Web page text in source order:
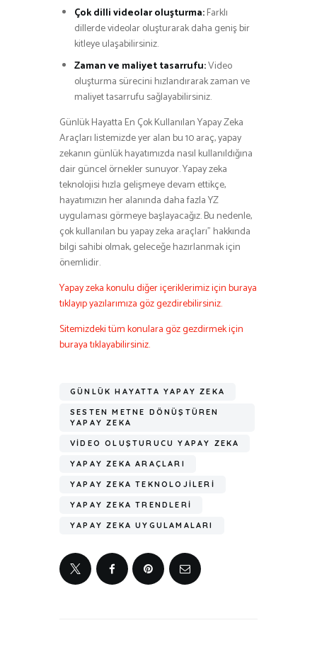
Çok dilli videolar oluşturma:Farklı
dillerde videolar oluşturarak daha geniş bir
kitleye ulaşabilirsiniz.
Zaman ve maliyet tasarrufu:Video
oluşturma sürecini hızlandırarak zaman ve
maliyet tasarrufu sağlayabilirsiniz.
Günlük Hayatta En Çok Kullanılan Yapay Zeka
Araçları listemizde yer alan bu 10 araç, yapay
zekanın günlük hayatımızda nasıl kullanıldığına
dair güncel örnekler sunuyor. Yapay zeka
teknolojisi hızla gelişmeye devam ettikçe,
hayatımızın her alanında daha fazla YZ
uygulaması görmeye başlayacağız. Bu nedenle,
çok kullanılan bu yapay zeka araçları” hakkında
bilgi sahibi olmak, geleceğe hazırlanmak için
önemlidir.
Yapay zeka konulu diğer içeriklerimiz için buraya
tıklayıp yazılarımıza göz gezdirebilirsiniz.
Sitemizdeki tüm konulara göz gezdirmek için
buraya tıklayabilirsiniz.
GÜNLÜK HAYATTA YAPAY ZEKA
SESTEN METNE DÖNÜŞTÜREN
YAPAY ZEKA
VIDEO OLUŞTURUCU YAPAY ZEKA
YAPAY ZEKA ARAÇLARI
YAPAY ZEKA TEKNOLOJILERI
YAPAY ZEKA TRENDLERI
YAPAY ZEKA UYGULAMALARI